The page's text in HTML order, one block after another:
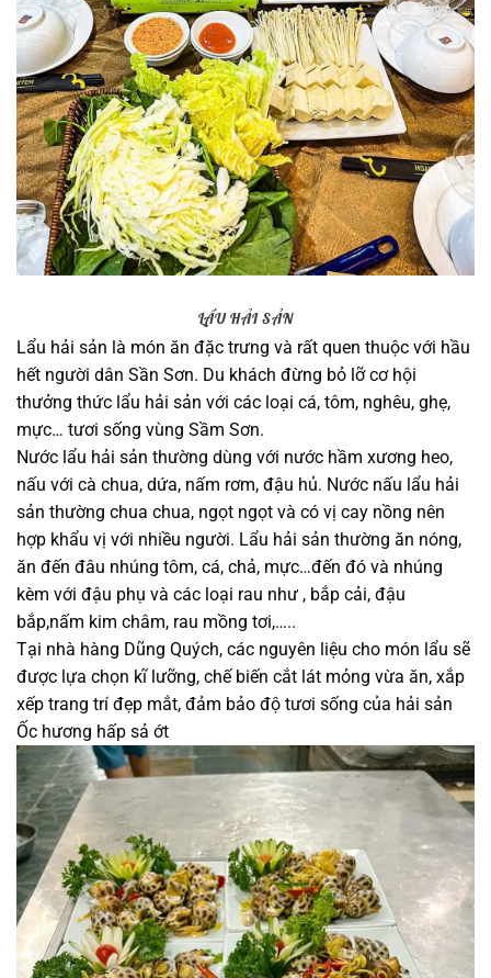
LẨU HẢI SẢN
Lẩu hải sản là món ăn đặc trưng và rất quen thuộc với hầu
hết người dân Sần Sơn. Du khách đừng bỏ lỡ cơ hội
thưởng thức lẩu hải sản với các loại cá, tôm, nghêu, ghẹ,
mực… tươi sống vùng Sầm Sơn.
Nước lẩu hải sản thường dùng với nước hầm xương heo,
nấu với cà chua, dứa, nấm rơm, đậu hủ. Nước nấu lẩu hải
sản thường chua chua, ngọt ngọt và có vị cay nồng nên
hợp khẩu vị với nhiều người. Lẩu hải sản thường ăn nóng,
ăn đến đâu nhúng tôm, cá, chả, mực…đến đó và nhúng
kèm với đậu phụ và các loại rau như , bắp cải, đậu
bắp,nấm kim châm, rau mồng tơi,…..
Tại nhà hàng Dũng Quých, các nguyên liệu cho món lẩu sẽ
được lựa chọn kĩ lưỡng, chế biến cắt lát mỏng vừa ăn, xắp
xếp trang trí đẹp mắt, đảm bảo độ tươi sống của hải sản
Ốc hương hấp sả ớt